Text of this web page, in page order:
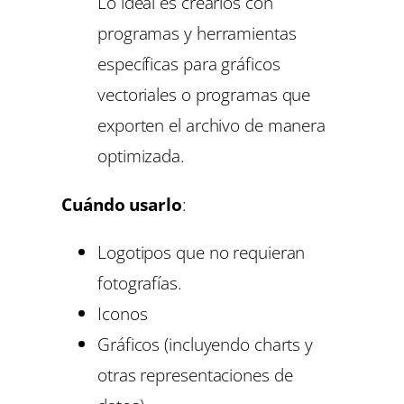
programas y herramientas
específicas para gráficos
vectoriales o programas que
exporten el archivo de manera
optimizada.
Cuándo usarlo:
Logotipos que no requieran
fotografías.
Iconos
Gráficos (incluyendo charts y
otras representaciones de